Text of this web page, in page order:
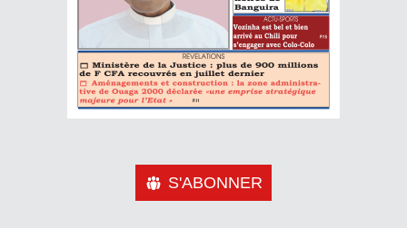
S'ABONNER